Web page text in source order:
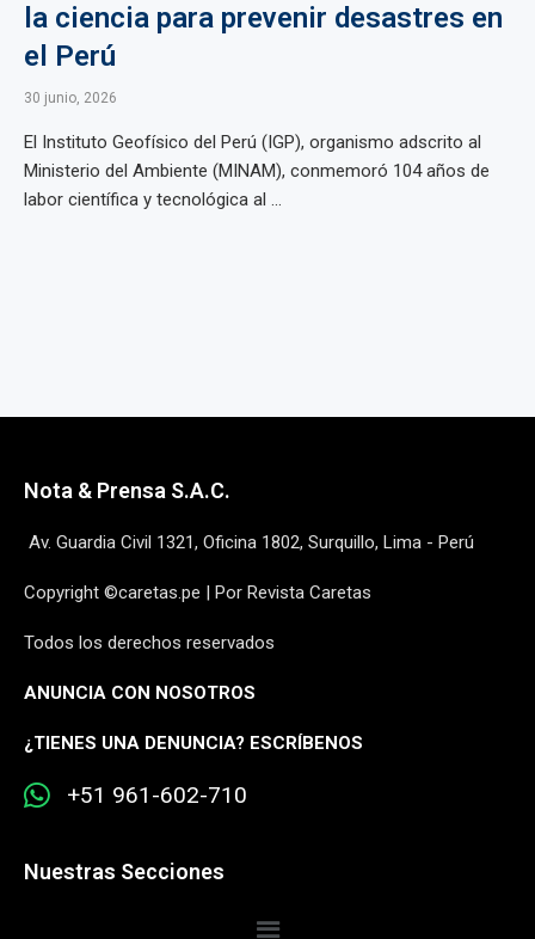
la ciencia para prevenir desastres en
el Perú
30 junio, 2026
El Instituto Geofísico del Perú (IGP), organismo adscrito al
Ministerio del Ambiente (MINAM), conmemoró 104 años de
labor científica y tecnológica al ...
Nota & Prensa S.A.C.
Av. Guardia Civil 1321, Oficina 1802, Surquillo, Lima - Perú
Copyright ©caretas.pe | Por Revista Caretas
Todos los derechos reservados
ANUNCIA CON NOSOTROS
¿TIENES UNA DENUNCIA? ESCRÍBENOS
+51 961-602-710
Nuestras Secciones